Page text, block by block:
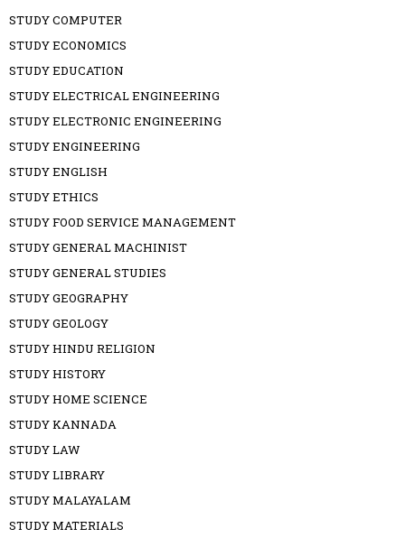
STUDY COMPUTER
STUDY ECONOMICS
STUDY EDUCATION
STUDY ELECTRICAL ENGINEERING
STUDY ELECTRONIC ENGINEERING
STUDY ENGINEERING
STUDY ENGLISH
STUDY ETHICS
STUDY FOOD SERVICE MANAGEMENT
STUDY GENERAL MACHINIST
STUDY GENERAL STUDIES
STUDY GEOGRAPHY
STUDY GEOLOGY
STUDY HINDU RELIGION
STUDY HISTORY
STUDY HOME SCIENCE
STUDY KANNADA
STUDY LAW
STUDY LIBRARY
STUDY MALAYALAM
STUDY MATERIALS